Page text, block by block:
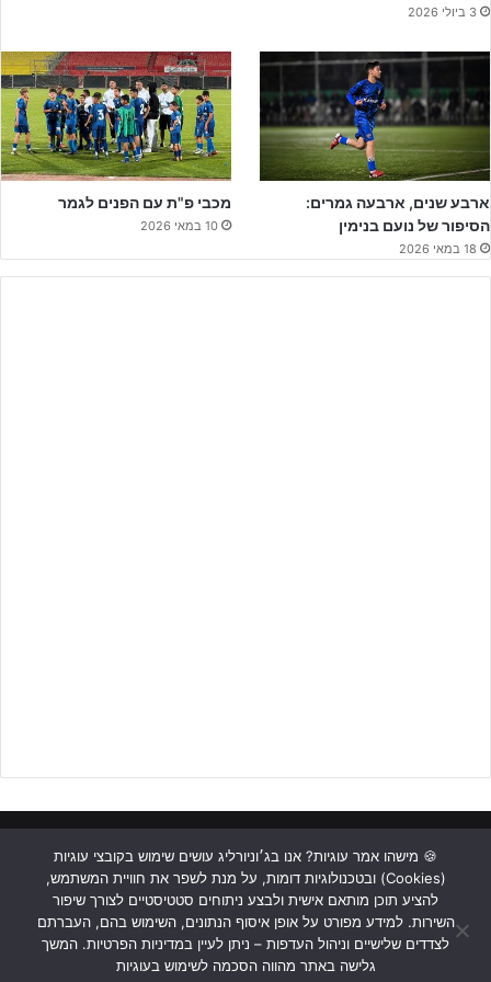
בנעשה, בעוד הצפוניים מחיפה מחפשים לעקוץ בהתקפות מעבר, אחת
כזו התרחשה בדקה ה-27, אך
דניאל סטוקליןשוערה של הפועל ת"א
לא נתן לבן לנדאו לעבור אותו. התקפה לאחר מכן הפועל ת"א הייתה
חייבת להכפיל את יתרונה, אולם בלם נווה יוסף באינסטינקט הירואי מנע
שער בטוח.
3 ביולי 2026
ארבע שנים, ארבעה גמרים:
הסיפור של נועם בנימין
18 במאי 2026
מכבי פ"ת עם הפנים לגמר
10 במאי 2026
ראשי כתבות תכנים מקצועיים תנאי שימוש
מדיניות אבטחה
כתבו לנו
Facebook
YouTube
Instagram
🍪 מישהו אמר עוגיות? אנו בג׳וניורליג עושים שימוש בקובצי עוגיות
(Cookies) ובטכנולוגיות דומות, על מנת לשפר את חוויית המשתמש,
להציע תוכן מותאם אישית ולבצע ניתוחים סטטיסטיים לצורך שיפור
השירות. למידע מפורט על אופן איסוף הנתונים, השימוש בהם, העברתם
לצדדים שלישיים וניהול העדפות – ניתן לעיין במדיניות הפרטיות. המשך
גלישה באתר מהווה הסכמה לשימוש בעוגיות